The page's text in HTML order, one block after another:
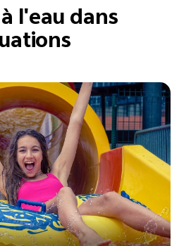
l'eau dans